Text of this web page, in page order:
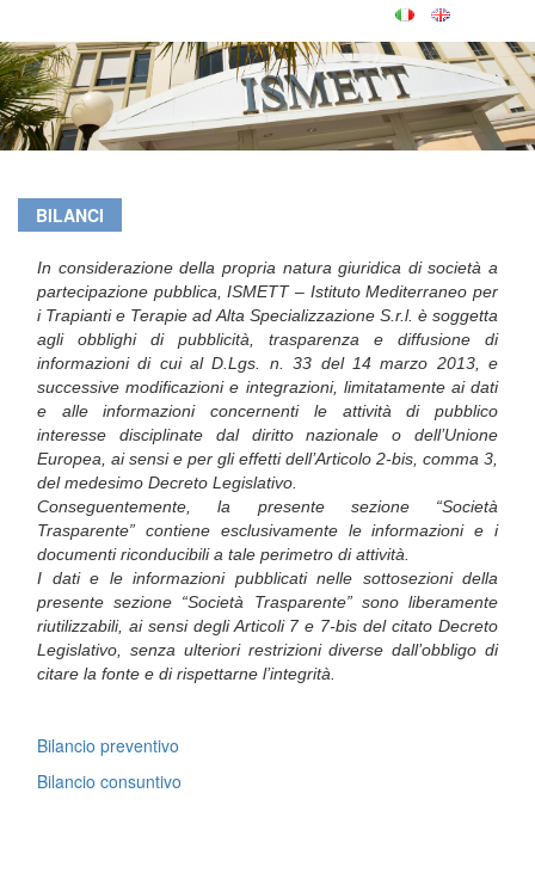
BILANCI
In considerazione della propria natura giuridica di società a
partecipazione pubblica, ISMETT – Istituto Mediterraneo per
i Trapianti e Terapie ad Alta Specializzazione S.r.l. è soggetta
agli obblighi di pubblicità, trasparenza e diffusione di
informazioni di cui al D.Lgs. n. 33 del 14 marzo 2013, e
successive modificazioni e integrazioni, limitatamente ai dati
e alle informazioni concernenti le attività di pubblico
interesse disciplinate dal diritto nazionale o dell’Unione
Europea, ai sensi e per gli effetti dell’Articolo 2-bis, comma 3,
del medesimo Decreto Legislativo.
Conseguentemente, la presente sezione “Società
Trasparente” contiene esclusivamente le informazioni e i
documenti riconducibili a tale perimetro di attività.
I dati e le informazioni pubblicati nelle sottosezioni della
presente sezione “Società Trasparente” sono liberamente
riutilizzabili, ai sensi degli Articoli 7 e 7-bis del citato Decreto
Legislativo, senza ulteriori restrizioni diverse dall’obbligo di
citare la fonte e di rispettarne l’integrità.
Bilancio preventivo
Bilancio consuntivo